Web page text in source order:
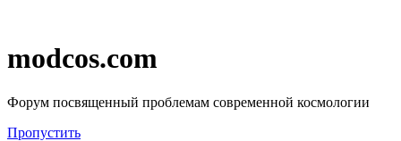
modcos.com
Форум посвященный проблемам современной космологии
Пропустить